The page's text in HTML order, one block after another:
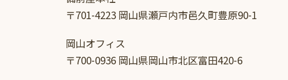
〒701-4223 岡山県瀬戸内市邑久町豊原90-1
岡山オフィス
〒700-0936 岡山県岡山市北区富田420-6